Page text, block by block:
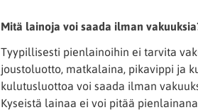
Mitä lainoja voi saada ilman
Tyypillisesti pienlainoihin ei tarvita
joustoluotto, matkalaina, pikavippi ja
kulutusluottoa voi saada ilman
Kyseistä lainaa ei voi pitää